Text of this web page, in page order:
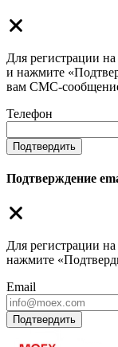
Для регистрации
и нажмите
вам СМС-сообщение
Телефон
Подтвердить
Подтверждение
Для регистрации
нажмите
Email
Подтвердить